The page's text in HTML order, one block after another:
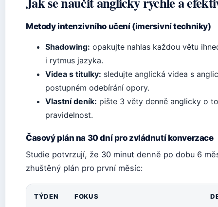
Metody intenzivního učení (imersivní techniky)
Shadowing: opakujte nahlas každou větu
i rytmus jazyka.
Videa s titulky: sledujte anglická videa s
postupném odebírání opory.
Vlastní deník: pište 3 věty denně anglicky o
pravidelnost.
Časový plán na 30 dní pro zvládnutí konverzace
Studie potvrzují, že 30 minut denně po dobu 6
zhuštěný plán pro první měsíc:
TÝDEN FOKUS